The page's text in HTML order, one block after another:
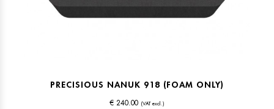
PRECISIOUS NANUK 918 (FOAM ONLY)
€ 240.00 (VAT excl.)